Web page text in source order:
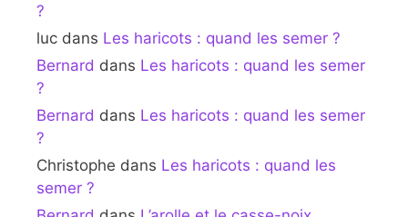
?
luc dans Les haricots : quand les semer ?
Bernard dans Les haricots : quand les semer
?
Bernard dans Les haricots : quand les semer
?
Christophe dans Les haricots : quand les
semer ?